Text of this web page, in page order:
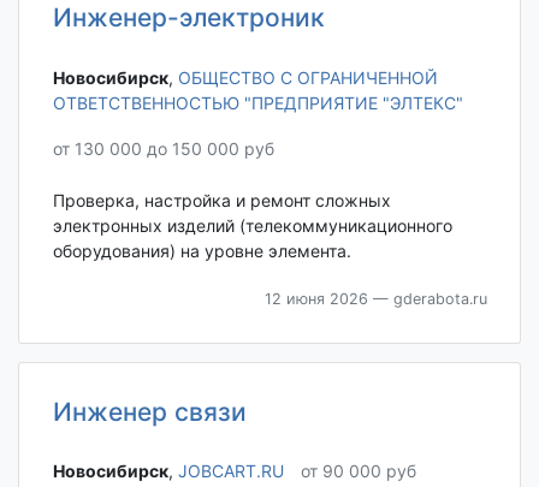
Инженер-электроник
Новосибирск‎, ОБЩЕСТВО С ОГРАНИЧЕННОЙ
ОТВЕТСТВЕННОСТЬЮ "ПРЕДПРИЯТИЕ "ЭЛТЕКС"
от 130 000 до 150 000 руб
Проверка, настройка и ремонт сложных
электронных изделий (телекоммуникационного
оборудования) на уровне элемента.
12 июня 2026 — gderabota.ru
Инженер связи
Новосибирск‎, JOBCART.RU от 90 000 руб